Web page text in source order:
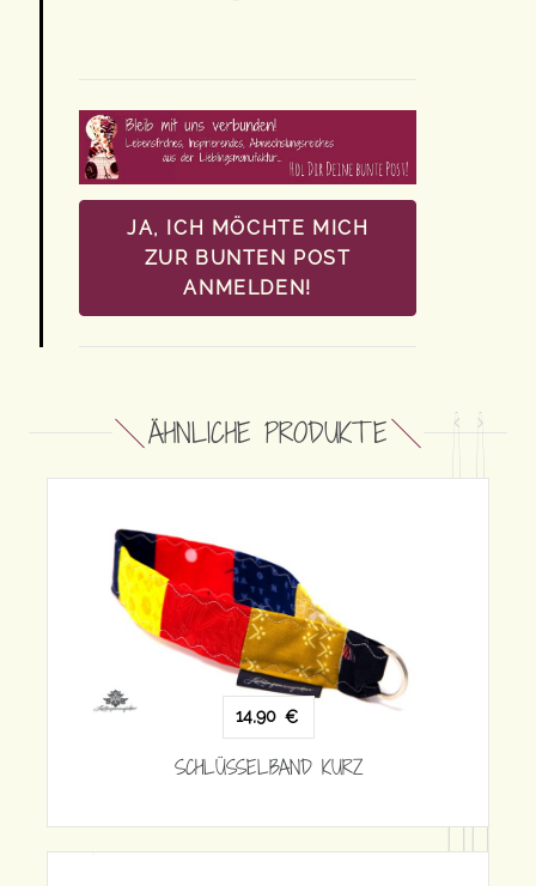
JA, ICH MÖCHTE MICH
ZUR BUNTEN POST
ANMELDEN!
ÄHNLICHE PRODUKTE
14,90
SCHLÜSSELBAND KURZ